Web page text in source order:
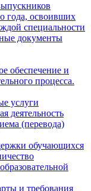
года, освоивших
специальности
документы
обеспечение и
процесса.
услуги
деятельность
(перевода)
обучающихся
и требования